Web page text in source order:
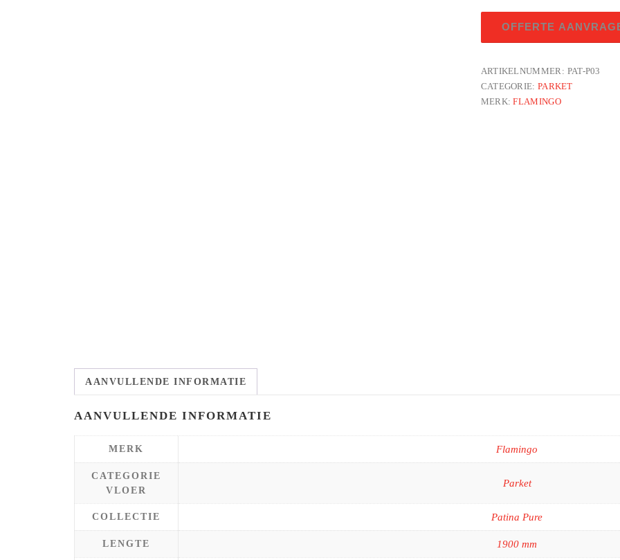
OFFERTE
ARTIKELNUMMER: PAT-P03
CATEGORIE: PARKET
MERK:FLAMINGO
AANVULLENDE INFORMATIE
AANVULLENDE INFORMATIE
MERK Flamingo
CATEGORIE
VLOER
Parket
COLLECTIE Patina Pure
LENGTE 1900 mm